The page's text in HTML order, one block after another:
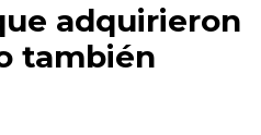
adquirieron
también